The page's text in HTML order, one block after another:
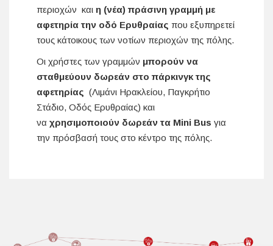
περιοχών και η (νέα) πράσινη γραμμή με
αφετηρία την οδό Ερυθραίας που εξυπηρετεί
τους κάτοικους των νοτίων περιοχών της πόλης.
Οι χρήστες των γραμμών μπορούν να
σταθμεύουν δωρεάν στο πάρκινγκ της
αφετηρίας (Λιμάνι Ηρακλείου, Παγκρήτιο
Στάδιο, Οδός Ερυθραίας) και
να χρησιμοποιούν δωρεάν τα Mini Bus για
την πρόσβασή τους στο κέντρο της πόλης.